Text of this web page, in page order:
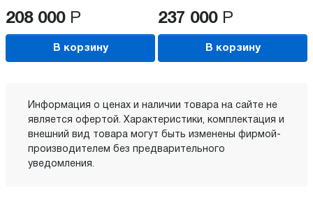
208 000 Р
В корзину
237 000 Р
В корзину
Информация о ценах и наличии товара на сайте не
является офертой. Характеристики, комплектация и
внешний вид товара могут быть изменены фирмой-
производителем без предварительного
уведомления.